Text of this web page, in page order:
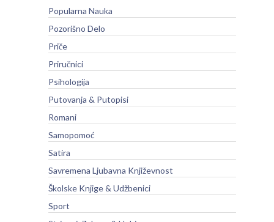
Popularna Nauka
Pozorišno Delo
Priče
Priručnici
Psihologija
Putovanja & Putopisi
Romani
Samopomoć
Satira
Savremena Ljubavna Književnost
Školske Knjige & Udžbenici
Sport